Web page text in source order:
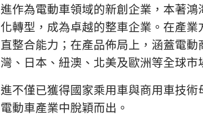
作為電動車領域的新創企業，本著
轉型，成為卓越的整車企業。在產
整合能力；在產品佈局上，涵蓋電
、日本、紐澳、北美及歐洲等全球市
不僅已獲得國家乘用車與商用車技
動車產業中脫穎而出。